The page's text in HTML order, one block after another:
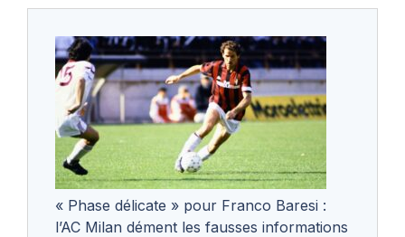
« Phase délicate » pour Franco Baresi :
l’AC Milan dément les fausses informations